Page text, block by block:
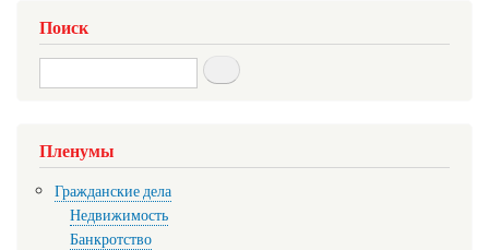
Поиск
Search
Пленумы
Гражданские дела
Недвижимость
Банкротство